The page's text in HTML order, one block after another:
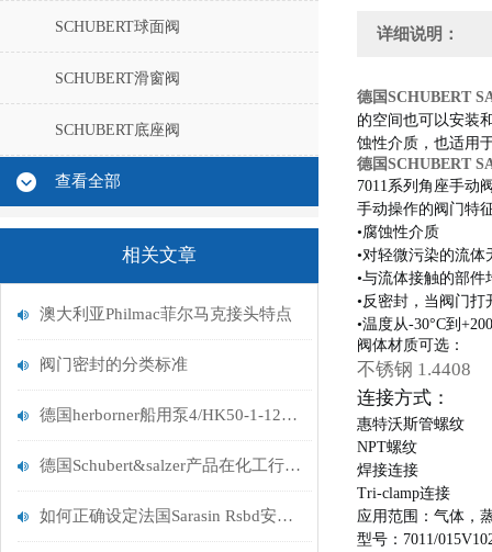
SCHUBERT球面阀
SCHUBERT滑窗阀
SCHUBERT底座阀
查看全部
相关文章
澳大利亚Philmac菲尔马克接头特点
阀门密封的分类标准
德国herborner船用泵4/HK50-1-120-F-W1
德国Schubert&salzer产品在化工行业推荐
如何正确设定法国Sarasin Rsbd安全阀的整定压力？
详细说明：
德国SCHUBERT
的空间也可以安装
蚀性介质，也适用
德国SCHUBERT
7011系列角座手动
手动操作的阀门特
•腐蚀性介质
•对轻微污染的流体
•与流体接触的部
•反密封，当阀门
•温度从-30°C到
阀体材质可选：
不锈钢 1.4408
连接方式：
惠特沃斯管螺纹
NPT螺纹
焊接连接
Tri-clamp连接
应用范围： 气体，
型号：7011/